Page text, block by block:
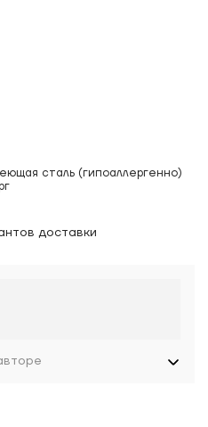
сталь (гипоаллергенно)
доставки